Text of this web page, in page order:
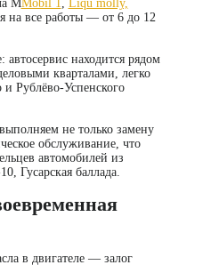
MMobil 1, Liqu molly,
на все работы — от 6 до 12
: автосервис находится рядом
кварталами, легко
Рублёво-Успенского
не только замену
обслуживание, что
автомобилей из
Гусарская баллада.
в двигателе— залог